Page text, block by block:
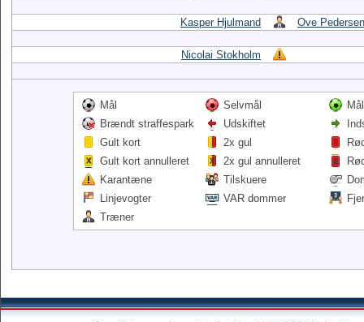
Kasper Hjulmand Ove Pedersen
Nicolai Stokholm
Mål Selvmål
Brændt straffespark
Udskiftet
Gult kort
2x gul
Gult kort annulleret
2x gul annulleret
Karantæne
Tilskuere
Linjevogter
VAR dommer
Træner